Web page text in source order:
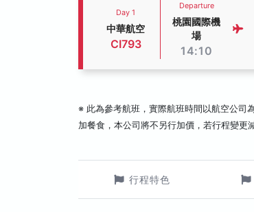
Day 1
中華航空
CI793
Departure
桃園國際機
場
14:10
※ 此為參考航班，實際航班時間以航空公司
加餐食，本公司將不另行加價，若行程變更
行程特色